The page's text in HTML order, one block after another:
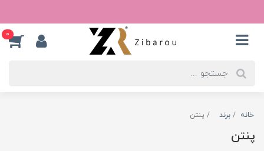
0
خانه برند پنتن
پنتن